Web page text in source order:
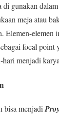
gunakan
meja atau
Elemen-
focal
menjadi
bisa menjadi